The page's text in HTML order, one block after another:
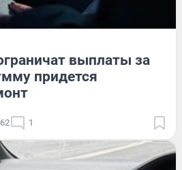
выплаты за
придется
1